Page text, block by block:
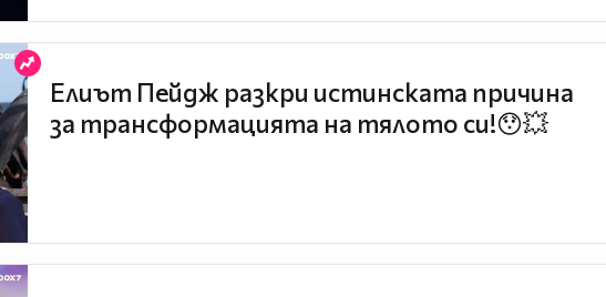
Елиът Пейдж разкри истинската причина
за трансформацията на тялото си!😯💥